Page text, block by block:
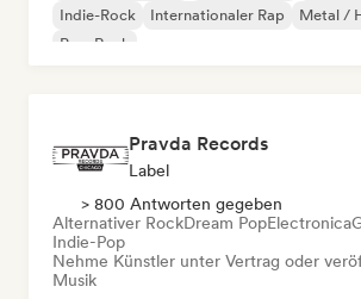
Indie-Rock
Internationaler Rap
Metal /
Pop-Rock
Pravda Records
Label
> 800 Antworten gegeben
Alternativer RockDream PopElectronica
Indie-Pop
Nehme Künstler unter Vertrag oder
Musik